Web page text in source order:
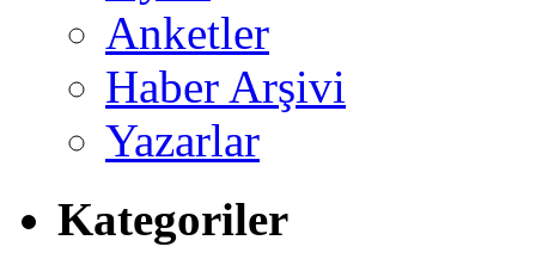
Anketler
Haber Arşivi
Yazarlar
Kategoriler